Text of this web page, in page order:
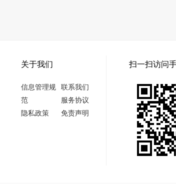
关于我们
信息管理规
范
联系我们
服务协议
隐私政策
免责声明
扫一扫访问